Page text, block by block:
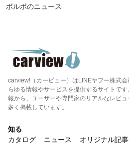
ボルボのニュース
carview!（カービュー）はLINEヤフー株式
らゆる情報やサービスを提供するサイトで
報から、ユーザーや専門家のリアルなレビ
多く掲載しています。
知る
カタログ
ニュース オリジナル記事